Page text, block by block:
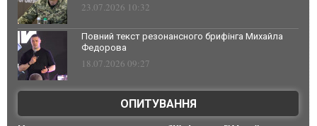
23.07.2026 10:32
Повний текст резонансного брифінга Михайла
Федорова
18.07.2026 09:27
ОПИТУВАННЯ